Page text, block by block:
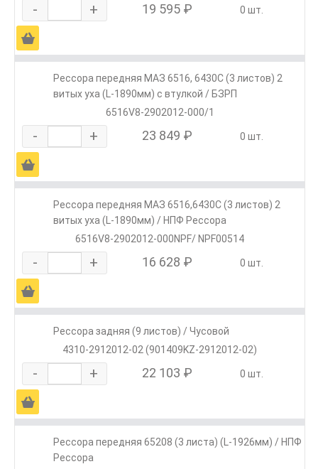
- + 19 595 ₽ 0 шт.
Ä
Рессора передняя МАЗ 6516, 6430С (3 листов) 2
витых уха (L-1890мм) с втулкой / БЗРП
6516V8-2902012-000/1
- + 23 849 ₽ 0 шт.
Ä
Рессора передняя МАЗ 6516,6430С (3 листов) 2
витых уха (L-1890мм) / НПФ Рессора
6516V8-2902012-000NPF/ NPF00514
- + 16 628 ₽ 0 шт.
Ä
Рессора задняя (9 листов) / Чусовой
4310-2912012-02 (901409KZ-2912012-02)
- + 22 103 ₽ 0 шт.
Ä
Рессора передняя 65208 (3 листа) (L-1926мм) / НПФ
Рессора